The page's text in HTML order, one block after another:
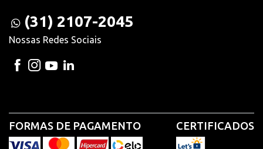
(31) 2107-2045
Nossas Redes Sociais
FORMAS DE PAGAMENTO CERTIFICADOS